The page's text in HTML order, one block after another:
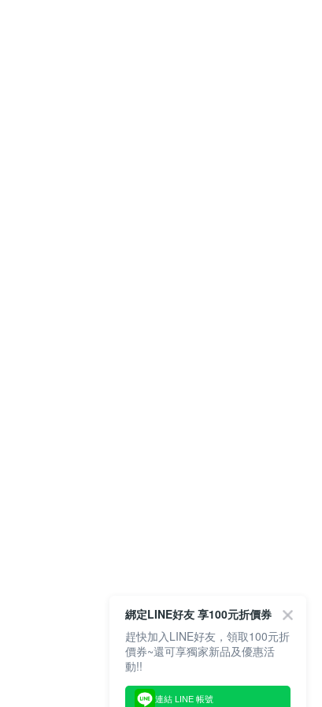
綁定LINE好友 享100元折價券
趕快加入LINE好友，領取100元折
價券~還可享獨家新品及優惠活
動!!
連結 LINE 帳號